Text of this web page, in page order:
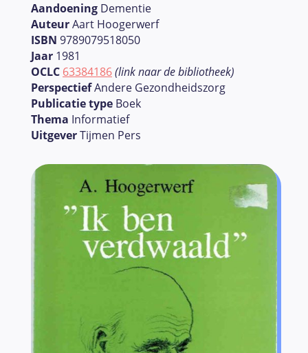
Aandoening Dementie
AuteurAart Hoogerwerf
ISBN 9789079518050
Jaar 1981
OCLC 63384186(link naar de bibliotheek)
PerspectiefAndere Gezondheidszorg
Publicatie type Boek
Thema Informatief
UitgeverTijmen Pers